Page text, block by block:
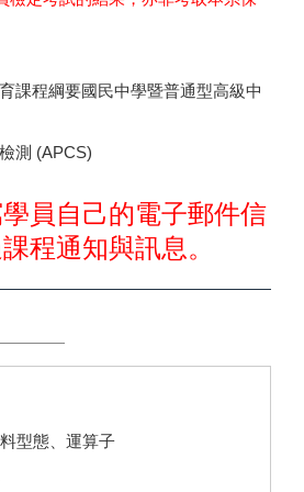
課程綱要國民中學暨普通型高級中
測 (APCS)
員自己的電子郵件信
程通知與訊息。
型態、運算子